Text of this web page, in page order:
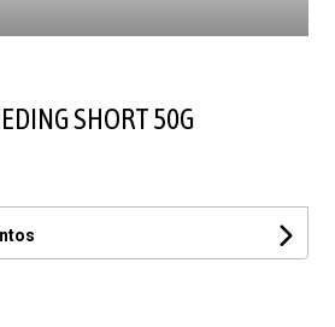
SHORT 50G